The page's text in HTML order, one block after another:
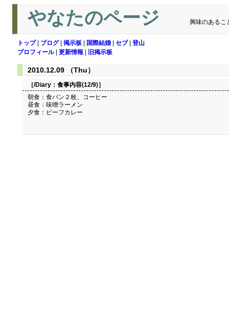
やなたのページ 興味のあるこ
トップ| ブログ| 掲示板 国際結婚 セブ| 登山
プロフィール| 更新情報 旧掲示板
2010.12.09 （Thu）
［/Diary： 食事内容(12/9)］
朝食：食パン２枚、コーヒー
昼食：味噌ラーメン
夕食：ビーフカレー